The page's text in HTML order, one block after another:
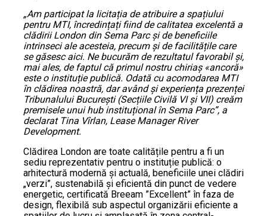
„Am participat la licitația de atribuire a spațiului
pentru MTI, încredințați fiind de calitatea excelentă a
clădirii London din Sema Parc și de beneficiile
intrinseci ale acesteia, precum și de facilitățile care
se găsesc aici. Ne bucurăm de rezultatul favorabil și,
mai ales, de faptul că primul nostru chiriaș «ancoră»
este o instituție publică. Odată cu acomodarea MTI
în clădirea noastră, dar având și experiența prezenței
Tribunalului București (Secțiile Civilă VI și VII) creăm
premisele unui hub instituțional în Sema Parc”, a
declarat Tina Vîrlan, Lease Manager River
Development.
Clădirea London are toate calitățile pentru a fi un
sediu reprezentativ pentru o instituție publică: o
arhitectură modernă și actuală, beneficiile unei clădiri
„verzi”, sustenabilă și eficientă din punct de vedere
energetic, certificată Breeam ”Excellent” în faza de
design, flexibilă sub aspectul organizării eficiente a